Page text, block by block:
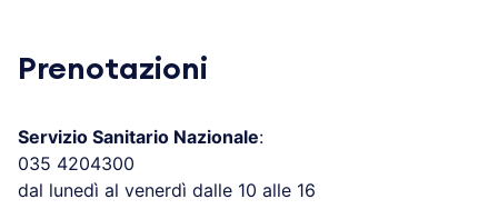
Prenotazioni
Servizio Sanitario Nazionale:
035 4204300
dal lunedì al venerdì dalle 10 alle 16